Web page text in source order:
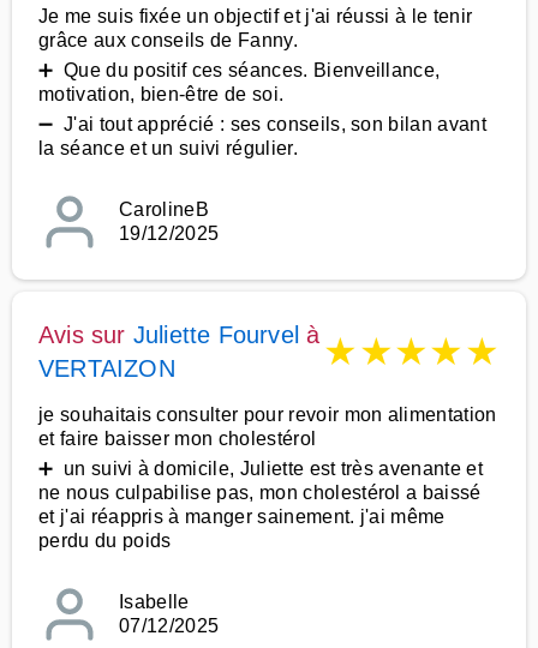
Je me suis fixée un objectif et j'ai réussi à le tenir
grâce aux conseils de Fanny.
➕ Que du positif ces séances. Bienveillance,
motivation, bien-être de soi.
➖ J'ai tout apprécié : ses conseils, son bilan avant
la séance et un suivi régulier.
CarolineB
19/12/2025
Avis sur Juliette Fourvel à
VERTAIZON
★★★★★
je souhaitais consulter pour revoir mon alimentation
et faire baisser mon cholestérol
➕ un suivi à domicile, Juliette est très avenante et
ne nous culpabilise pas, mon cholestérol a baissé
et j'ai réappris à manger sainement. j'ai même
perdu du poids
Isabelle
07/12/2025